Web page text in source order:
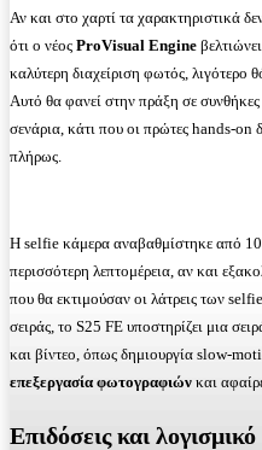
Αν και στο χαρτί τα χαρακτηριστικά
ότι ο νέος ProVisual Engine
καλύτερη διαχείριση φωτός, λιγότερο
Αυτό θα φανεί στην πράξη σε
σενάρια, κάτι που οι πρώτες hands-
πλήρως.
Η selfie κάμερα αναβαθμίστηκε από
περισσότερη λεπτομέρεια, αν και
που θα εκτιμούσαν οι λάτρεις των
σειράς, το S25 FE υποστηρίζει μια
και βίντεο, όπως δημιουργία slow-
επεξεργασία φωτογραφιών και
Επιδόσεις και λογισμικό